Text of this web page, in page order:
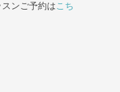
ンご予約はこち